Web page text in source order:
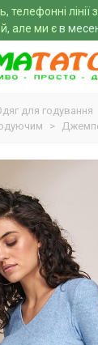
телефонні лінії
але ми єв
для годування
>